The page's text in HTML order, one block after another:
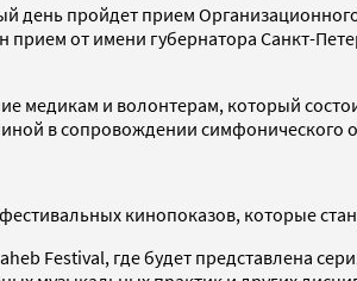
пройдет прием
от имени губернатора Санкт-
медикам и волонтерам, который
в сопровождении симфонического
кинопоказов, которые
Festival, где будет представлена